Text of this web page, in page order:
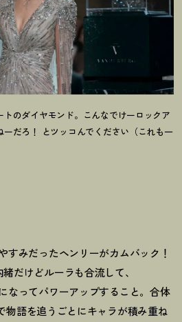
トのダイヤモンド。こんなでけーロックア
ーだろ ！
とツッコんでください（これも一
すみだったヘンリーがカムバック ！
だけどルーラも合流して、
なってパワーアップすること。合体
物語を追うごとにキャラが積み重ね